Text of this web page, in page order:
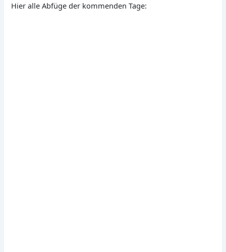
Hier alle Abfüge der kommenden Tage: